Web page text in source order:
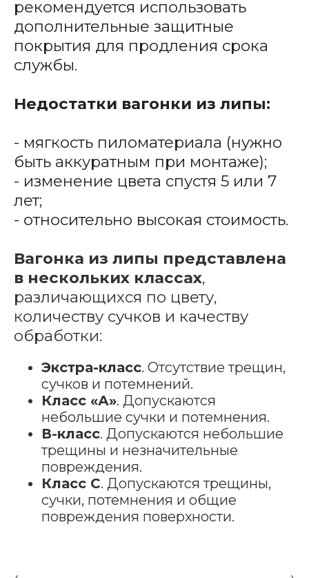
рекомендуется использовать
дополнительные защитные
покрытия для продления срока
службы.
Недостатки вагонки из липы:
- мягкость пиломатериала (нужно
быть аккуратным при монтаже);
- изменение цвета спустя 5 или 7
лет;
- относительно высокая стоимость.
Вагонка из липы представлена
в нескольких классах,
различающихся по цвету,
количеству сучков и качеству
обработки:
Экстра-класс. Отсутствие трещин,
сучков и потемнений.
Класс «А». Допускаются
небольшие сучки и потемнения.
В-класс. Допускаются небольшие
трещины и незначительные
повреждения.
Класс С. Допускаются трещины,
сучки, потемнения и общие
повреждения поверхности.